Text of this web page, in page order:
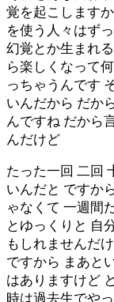
覚を起こします
を使う人々はず
幻覚とか生まれ
ら楽しくなって
っちゃうんです
いんだから だか
んですね だから
んだけど
たった一回 二回
いんだと ですか
ゃなくて 一週間
とゆっくりと 自
もしれませんだ
ですから まあと
はありますけど
時は過去生でや